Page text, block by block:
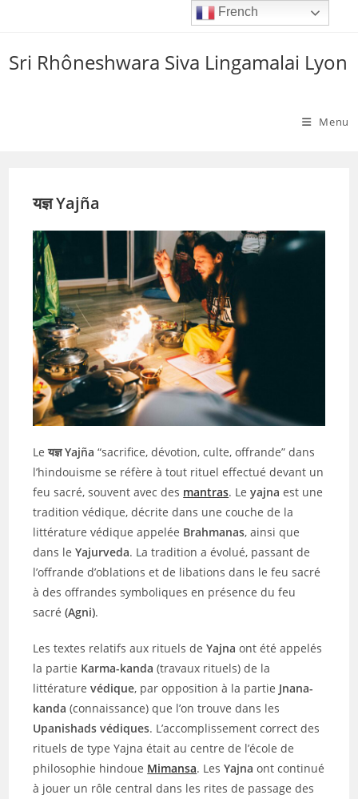
Sri Rhôneshwara Siva Lingamalai Lyon
Menu
यज्ञ Yajña
Leयज्ञ Yajña “sacrifice, dévotion, culte, offrande” dans
l’hindouisme se réfère à tout rituel effectué devant un
feu sacré, souvent avec des mantras. Leyajna est une
tradition védique, décrite dans une couche de la
littérature védique appelée Brahmanas, ainsi que
dans leYajurveda. La tradition a évolué, passant de
l’offrande d’oblations et de libations dans le feu sacré
à des offrandes symboliques en présence du feu
sacré(Agni).
Les textes relatifs aux rituels deYajna ont été appelés
la partie Karma-kanda (travaux rituels) de la
littératurevédique, par opposition à la partie Jnana-
kanda (connaissance) que l’on trouve dans les
Upanishads védiques. L’accomplissement correct des
rituels de type Yajna était au centre de l’école de
philosophie hindoue Mimansa. LesYajna ont continué
à jouer un rôle central dans les rites de passage des
French